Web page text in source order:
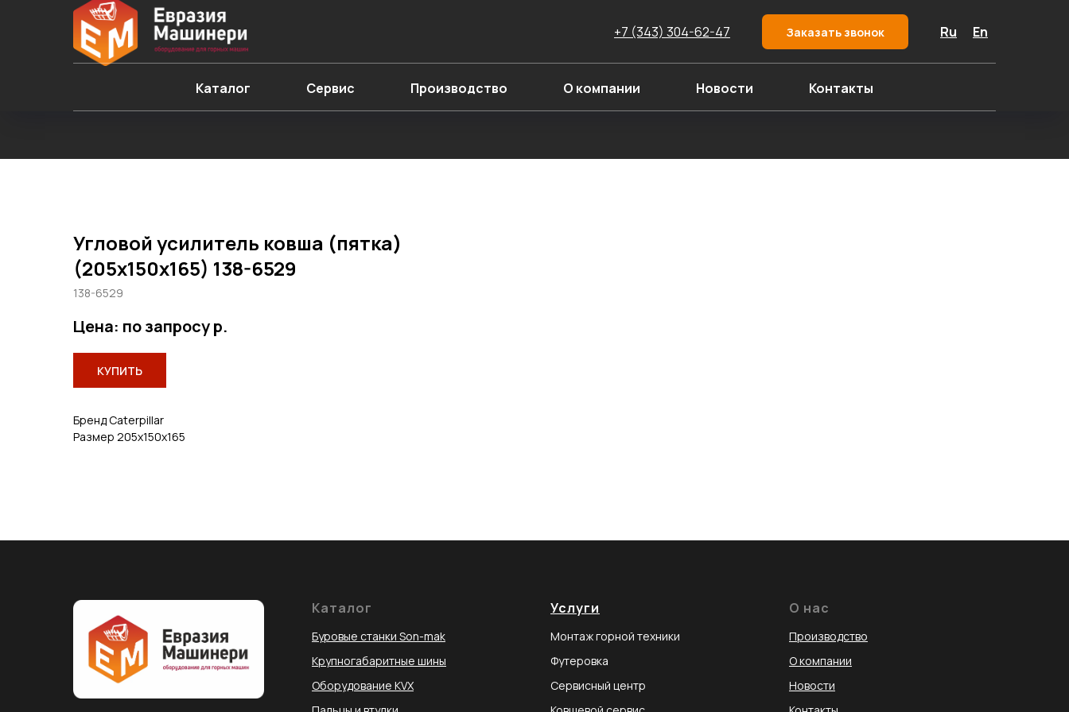
+7 (343) 304-62-47 Заказать звонок Ru En
Каталог Сервис Производство О компании Новости Контакты
Угловой усилитель ковша (пятка)
(205х150х165) 138-6529
138-6529
Цена: по запросур.
КУПИТЬ
Бренд Caterpillar
Размер 205х150х165
Каталог
Буровые станки Son-mak
Крупногабаритные шины
Оборудование KVX
Услуги
Монтаж горной техники
Футеровка
Сервисный центр
О нас
Производство
О компании
Новости